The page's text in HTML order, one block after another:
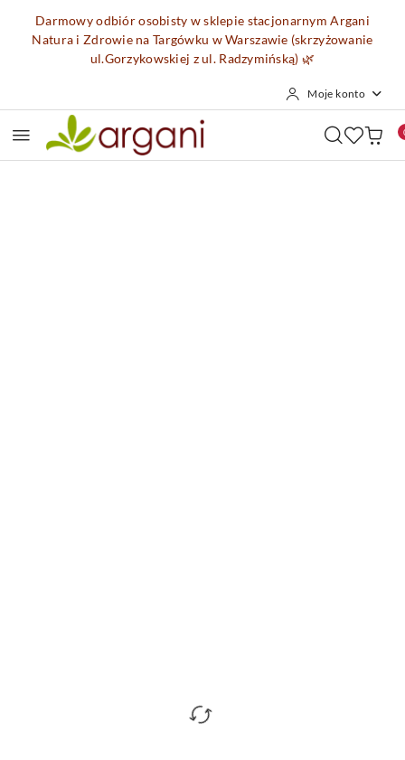
Przejdź do treści głównej
Przejdź do wyszukiwarki
Przejdź do moje konto
Przejdź do menu głównego
Przejdź do opisu produktu
Przejdź do stopki
Darmowy odbiór osobisty w sklepie stacjonarnym Argani
Natura i Zdrowie na Targówku w Warszawie (skrzyżowanie
ul.Gorzykowskiej z ul. Radzymińską) 🌿
Moje konto